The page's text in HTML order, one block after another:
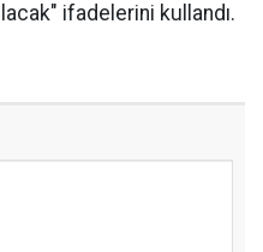
ifadelerini kullandı.